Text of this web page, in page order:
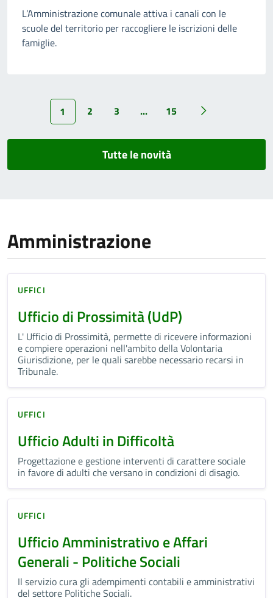
L’Amministrazione comunale attiva i canali con le
scuole del territorio per raccogliere le iscrizioni delle
famiglie.
1 2 3 ... 15
Tutte le novità
Amministrazione
UFFICI
Ufficio di Prossimità (UdP)
L' Ufficio di Prossimità, permette di ricevere informazioni
e compiere operazioni nell'ambito della Volontaria
Giurisdizione, per le quali sarebbe necessario recarsi in
Tribunale.
UFFICI
Ufficio Adulti in Difficoltà
Progettazione e gestione interventi di carattere sociale
in favore di adulti che versano in condizioni di disagio.
UFFICI
Ufficio Amministrativo e Affari
Generali - Politiche Sociali
Il servizio cura gli adempimenti contabili e amministrativi
del settore Politiche Sociali.